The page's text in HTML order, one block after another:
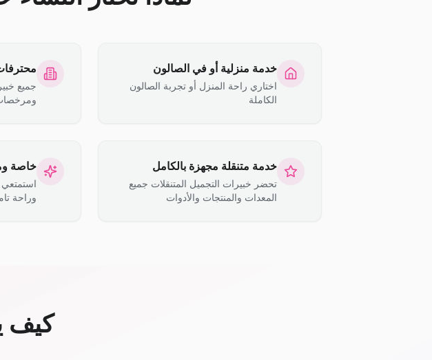
خدمة منزلية أو في الصالون
اختاري راحة المنزل أو تجربة الصالون
الكاملة
جميع
خدمة متنقلة مجهزة بالكامل
تحضر خبيرات التجميل المتنقلات جميع
المعدات والمنتجات والأدوات
خاصة
وراحة
كيف